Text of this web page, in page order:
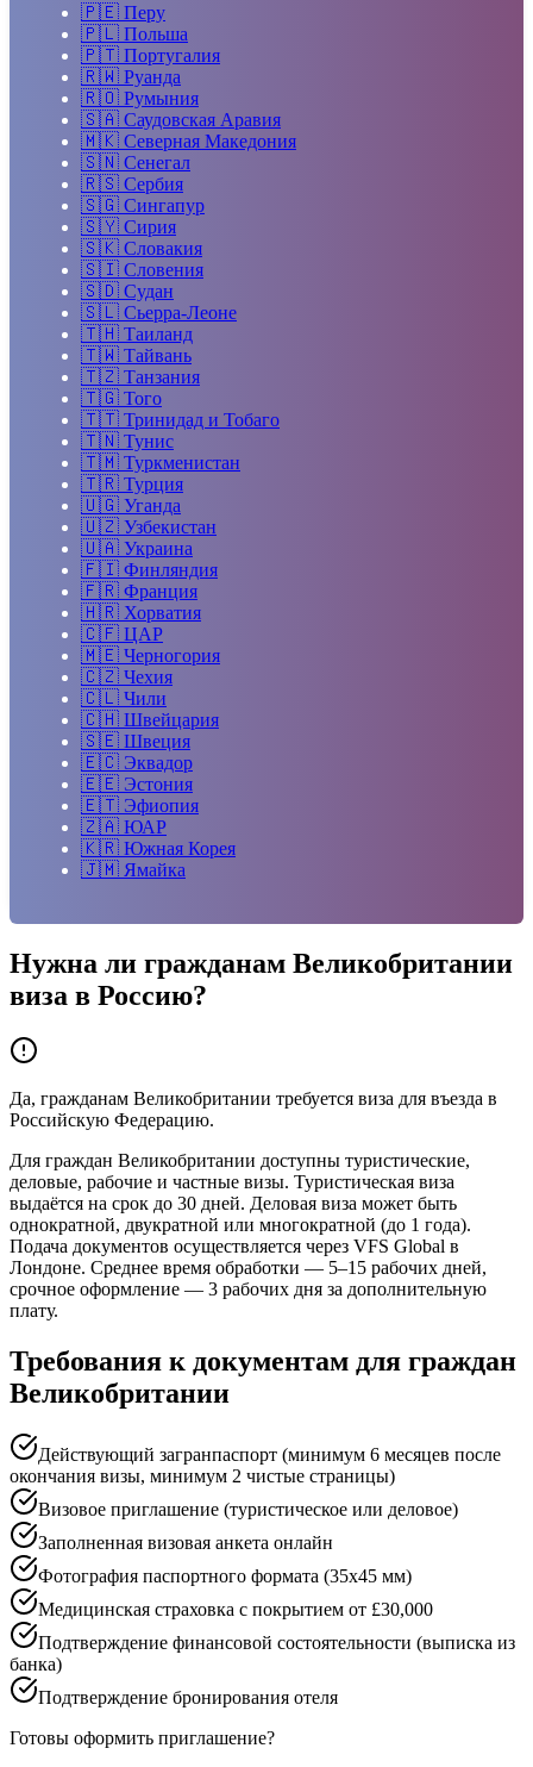
🇵🇪 Перу
🇵🇱 Польша
🇵🇹 Португалия
🇷🇼 Руанда
🇷🇴 Румыния
🇸🇦 Саудовская Аравия
🇲🇰 Северная Македония
🇸🇳 Сенегал
🇷🇸 Сербия
🇸🇬 Сингапур
🇸🇾 Сирия
🇸🇰 Словакия
🇸🇮 Словения
🇸🇩 Судан
🇸🇱 Сьерра-Леоне
🇹🇭 Таиланд
🇹🇼 Тайвань
🇹🇿 Танзания
🇹🇬 Того
🇹🇹 Тринидад и Тобаго
🇹🇳 Тунис
🇹🇲 Туркменистан
🇹🇷 Турция
🇺🇬 Уганда
🇺🇿 Узбекистан
🇺🇦 Украина
🇫🇮 Финляндия
🇫🇷 Франция
🇭🇷 Хорватия
🇨🇫 ЦАР
🇲🇪 Черногория
🇨🇿 Чехия
🇨🇱 Чили
🇨🇭 Швейцария
🇸🇪 Швеция
🇪🇨 Эквадор
🇪🇪 Эстония
🇪🇹 Эфиопия
🇿🇦 ЮАР
🇰🇷 Южная Корея
🇯🇲 Ямайка
Нужна ли гражданам Великобритании
виза в Россию?
Да, гражданам Великобритании требуется виза для въезда в
Российскую Федерацию.
Для граждан Великобритании доступны туристические,
деловые, рабочие и частные визы. Туристическая виза
выдаётся на срок до 30 дней. Деловая виза может быть
однократной, двукратной или многократной (до 1 года).
Подача документов осуществляется через VFS Global в
Лондоне. Среднее время обработки — 5–15 рабочих дней,
срочное оформление — 3 рабочих дня за дополнительную
плату.
Требования к документам для граждан
Великобритании
Действующий загранпаспорт (минимум 6 месяцев после
окончания визы, минимум 2 чистые страницы)
Визовое приглашение (туристическое или деловое)
Заполненная визовая анкета онлайн
Фотография паспортного формата (35x45 мм)
Медицинская страховка с покрытием от £30,000
Подтверждение финансовой состоятельности (выписка из
банка)
Подтверждение бронирования отеля
Готовы оформить приглашение?